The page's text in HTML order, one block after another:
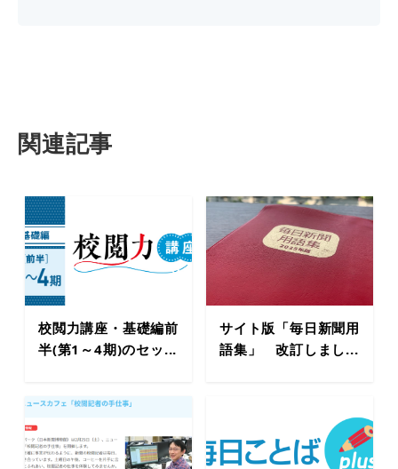
関連記事
校閲力講座・基礎編前
半(第1～4期)のセッ...
サイト版「毎日新聞用
語集」 改訂しまし...